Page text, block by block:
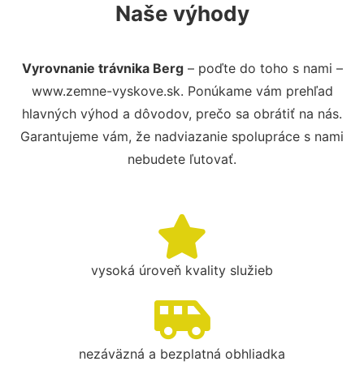
Naše výhody
Vyrovnanie trávnika Berg– poďte do toho s nami –
www.zemne-vyskove.sk. Ponúkame vám prehľad
hlavných výhod a dôvodov, prečo sa obrátiť na nás.
Garantujeme vám, že nadviazanie spolupráce s nami
nebudete ľutovať.
vysoká úroveň kvality služieb
nezáväzná a bezplatná obhliadka